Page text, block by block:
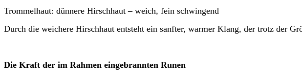
Trommelhaut: dünnere Hirschhaut – weich, fein schwingend
Durch die weichere Hirschhaut entsteht ein sanfter, warmer Klang, der trotz der
Die Kraft der im Rahmen eingebrannten Runen